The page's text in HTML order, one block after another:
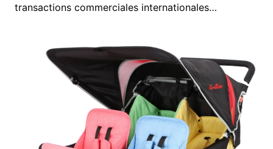
transactions commerciales internationales…